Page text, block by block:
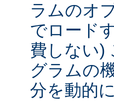
ラムのオ
でロード
費しない)
グラムの
分を動的